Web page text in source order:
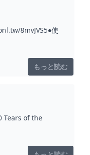
8mvJVS5●使
もっと読む
Tears of the